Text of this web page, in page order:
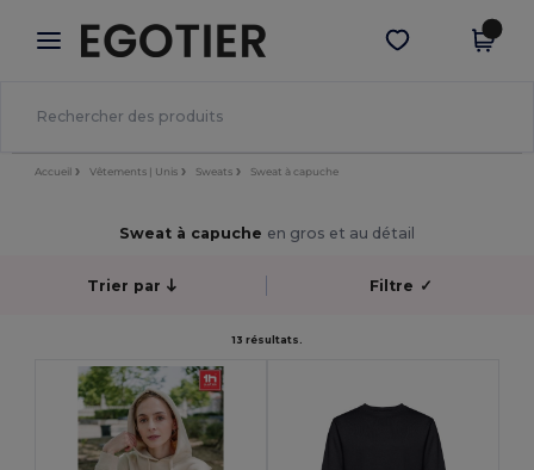
× Appli Egotier
Meilleurs prix sur l’app !
Obtenir l'appli
Accueil Vêtements | Unis Sweats Sweat à capuche
Sweat à capuche en gros et au détail
Trier par Filtre ✓
13 résultats.